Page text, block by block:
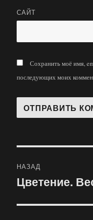
САЙТ
Сохранить моё имя,
последующих моих
по
НАЗАД
Предыдущая
Цветение.